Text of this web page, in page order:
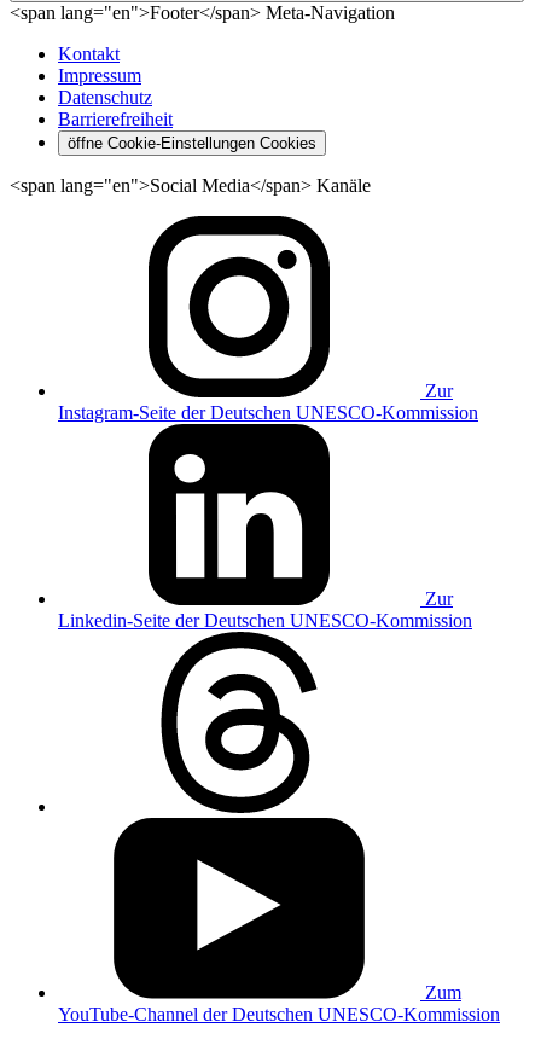
<span lang="en">Footer</span> Meta-Navigation
Kontakt
Impressum
Datenschutz
Barrierefreiheit
öffne Cookie-Einstellungen Cookies
<span lang="en">Social Media</span> Kanäle
Zur
Instagram-Seite der Deutschen UNESCO-Kommission
Zur
Linkedin-Seite der Deutschen UNESCO-Kommission
Zum
YouTube-Channel der Deutschen UNESCO-Kommission